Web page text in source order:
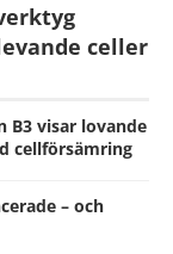
celler
visar lovande
cellförsämring
– och